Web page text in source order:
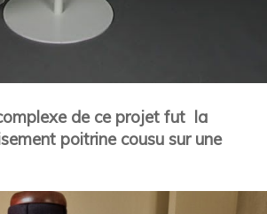
de ce projet fut la
poitrine cousu sur une